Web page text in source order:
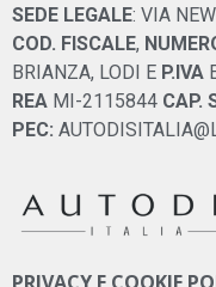
SEDE LEGALE: VIA
COD. FISCALE,
BRIANZA, LODI E P.IVA
REA MI-2115844 CAP.
PEC: